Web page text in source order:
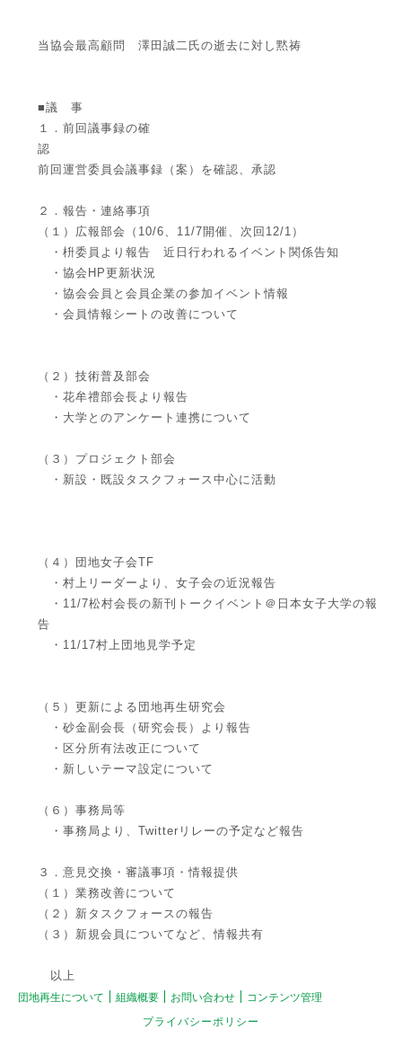
当協会最高顧問 澤田誠二氏の逝去に対し黙祷
■議 事
１．前回議事録の確
認
前回運営委員会議事録（案）を確認、承認
２．報告・連絡事項
（１）広報部会（10/6、11/7開催、次回12/1）
・枡委員より報告 近日行われるイベント関係告知
・協会HP更新状況
・協会会員と会員企業の参加イベント情報
・会員情報シートの改善について
（２）技術普及部会
・花牟禮部会長より報告
・大学とのアンケート連携について
（３）プロジェクト部会
・新設・既設タスクフォース中心に活動
（４）団地女子会TF
・村上リーダーより、女子会の近況報告
・11/7松村会長の新刊トークイベント＠日本女子大学の報
告
・11/17村上団地見学予定
（５）更新による団地再生研究会
・砂金副会長（研究会長）より報告
・区分所有法改正について
・新しいテーマ設定について
（６）事務局等
・事務局より、Twitterリレーの予定など報告
３．意見交換・審議事項・情報提供
（１）業務改善について
（２）新タスクフォースの報告
（３）新規会員についてなど、情報共有
以上
団地再生について 組織概要 お問い合わせ
コンテンツ管理
プライバシーポリシー